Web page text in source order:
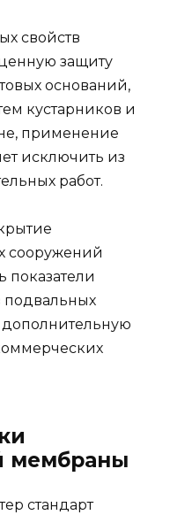
свойств
защиту
оснований,
кустарников и
применение
исключить из
работ.
сооружений
показатели
подвальных
мембраны
стандарт